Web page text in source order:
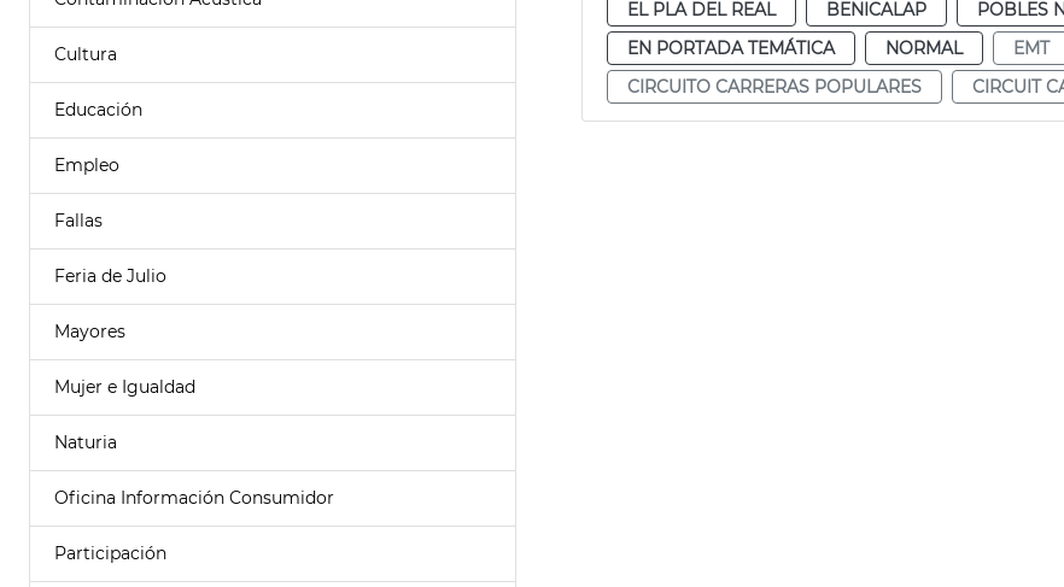
Cultura
Educación
Empleo
Fallas
Feria de Julio
Mayores
Mujer e Igualdad
Naturia
Oficina Información Consumidor
Participación
EL PLA DEL REAL
BENICALAP POBLES
EN PORTADA TEMÁTICA
NORMAL EMT
CIRCUITO CARRERAS POPULARES
CIRCUIT